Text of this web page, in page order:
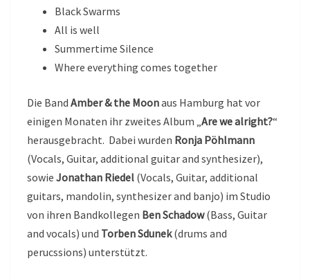
Black Swarms
All is well
Summertime Silence
Where everything comes together
Die Band Amber & the Moonaus Hamburg hat vor
einigen Monaten ihr zweites Album „ Are we alright?“
herausgebracht. Dabei wurden Ronja Pöhlmann
(Vocals, Guitar, additional guitar and synthesizer),
sowie Jonathan Riedel (Vocals, Guitar, additional
guitars, mandolin, synthesizer and banjo) im Studio
von ihren Bandkollegen Ben Schadow(Bass, Guitar
and vocals) und Torben Sdunek(drums and
perucssions) unterstützt.